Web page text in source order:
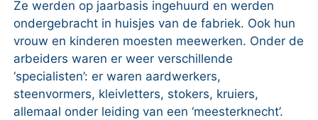
Ze werden op jaarbasis ingehuurd en werden
ondergebracht in huisjes van de fabriek. Ook hun
vrouw en kinderen moesten meewerken. Onder de
arbeiders waren er weer verschillende
‘specialisten’: er waren aardwerkers,
steenvormers, kleivletters, stokers, kruiers,
allemaal onder leiding van een ‘meesterknecht’.